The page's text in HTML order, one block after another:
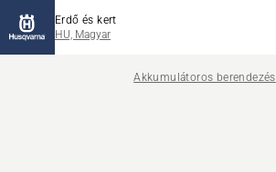
Erdő és kert
HU, Magyar
Akkumulátoros berendezés